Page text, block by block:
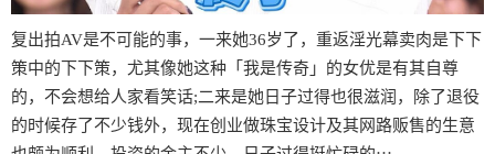
复出拍AV是不可能的事，一来她36岁了，重返淫光幕卖肉是下下
策中的下下策，尤其像她这种「我是传奇」的女优是有其自尊
的，不会想给人家看笑话;二来是她日子过得也很滋润，除了退役
的时候存了不少钱外，现在创业做珠宝设计及其网路贩售的生意